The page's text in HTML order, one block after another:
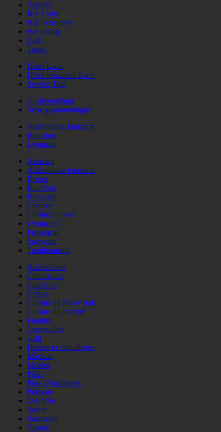
Apéritif
Bar à vins
Bar à cocktails
Bar lounge
Café
Tapas
Hôtel Lyon
Hôtel restaurant Lyon
Service Tard
Gastronomique
Semi gastronomique
Authentique bouchon
Bouchon
Lyonnais
Alsacien
Authentique bouchon
Bistrot
Bouchon
Brasserie
Crêperie
Cuisine du Sud
Lyonnais
Provençal
Savoyard
Traditionnelle
Andouillette
Choucroute
Couscous
Crêpes
Cuisine au feu de bois
Cuisine du marché
Fondue
Grenouilles
Grill
Huitres et coquillages
Mâchon
Moules
Pâtes
Plats Végétariens
Poisson
Quenelle
Salade
Saucisson
Viande